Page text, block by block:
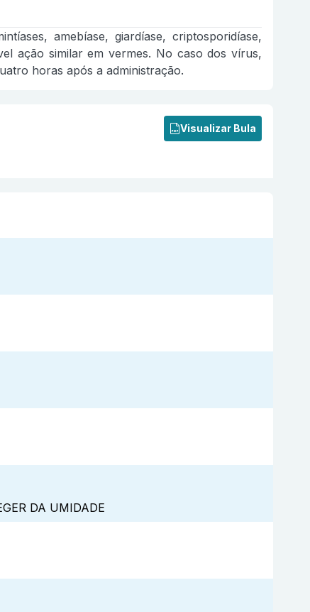
amebíase, giardíase, criptosporidíase,
ação similar em vermes. No caso dos vírus,
horas após a administração.
Visualizar Bula
DA UMIDADE